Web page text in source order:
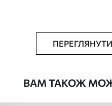
Додатково Можна
ВАМ ТАКОЖ